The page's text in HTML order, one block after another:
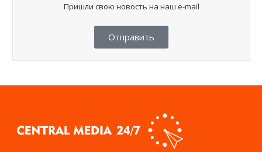
Пришли свою новость на наш e-mail
Отправить